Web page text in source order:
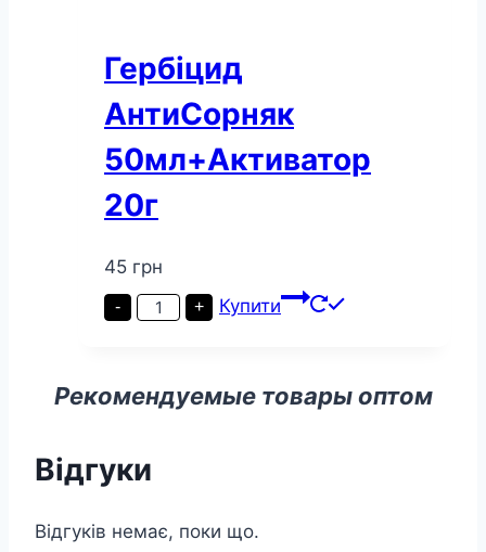
Гербіцид
АнтиСорняк
50мл+Активатор
20г
45 грн
-
Гербіцид
АнтиСорняк
+ Купити
Рекомендуемые товары оптом
Відгуки
Відгуків немає, поки що.